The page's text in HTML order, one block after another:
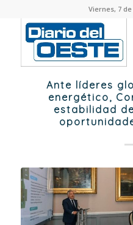
Viernes, 7
Ante líderes
energético,
estabilidad